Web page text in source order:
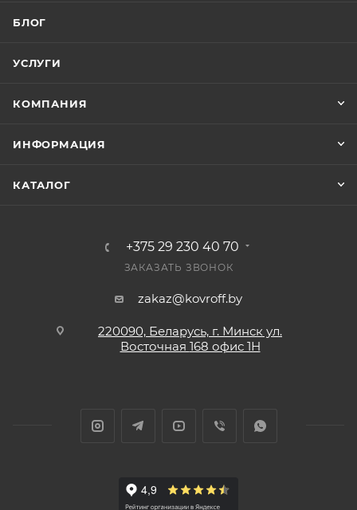
БЛОГ
УСЛУГИ
КОМПАНИЯ
ИНФОРМАЦИЯ
КАТАЛОГ
+375 29 230 40 70
ЗАКАЗАТЬ ЗВОНОК
zakaz@kovroff.by
220090, Беларусь, г. Минск ул.
Восточная 168 офис 1Н